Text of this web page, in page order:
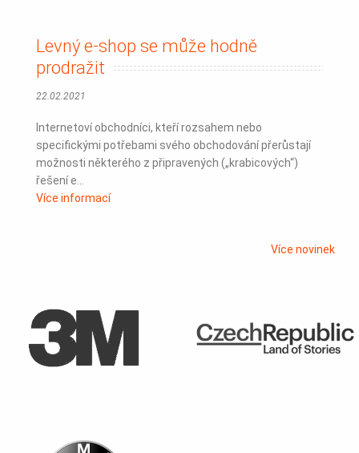
Levný e-shop se může hodně
prodražit
22.02.2021
Internetoví obchodníci, kteří rozsahem nebo
specifickými potřebami svého obchodování přerůstají
možnosti některého z připravených („krabicových“)
řešení e...
Více informací
Více novinek